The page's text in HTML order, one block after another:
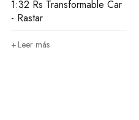
1:32 Rs Transformable Car
- Rastar
Leer más